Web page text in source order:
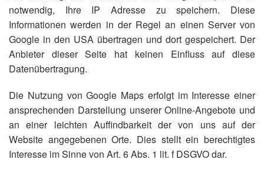
notwendig, Ihre IP Adresse zu speichern. Diese
Informationen werden in der Regel an einen Server von
Google in den USA übertragen und dort gespeichert. Der
Anbieter dieser Seite hat keinen Einfluss auf diese
Datenübertragung.
Die Nutzung von Google Maps erfolgt im Interesse einer
ansprechenden Darstellung unserer Online-Angebote und
an einer leichten Auffindbarkeit der von uns auf der
Website angegebenen Orte. Dies stellt ein berechtigtes
Interesse im Sinne von Art. 6 Abs. 1 lit. f DSGVO dar.